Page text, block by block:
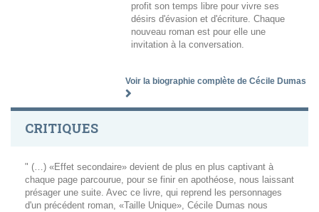
profit son temps libre pour vivre ses
désirs d'évasion et d'écriture. Chaque
nouveau roman est pour elle une
invitation à la conversation.
Voir la biographie complète de Cécile Dumas
CRITIQUES
" (…) «Effet secondaire» devient de plus en plus captivant à
chaque page parcourue, pour se finir en apothéose, nous laissant
présager une suite. Avec ce livre, qui reprend les personnages
d'un précédent roman, «Taille Unique», Cécile Dumas nous